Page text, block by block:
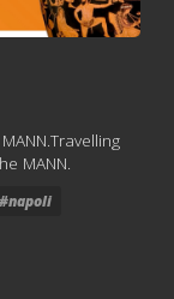
MANN.
#napoli